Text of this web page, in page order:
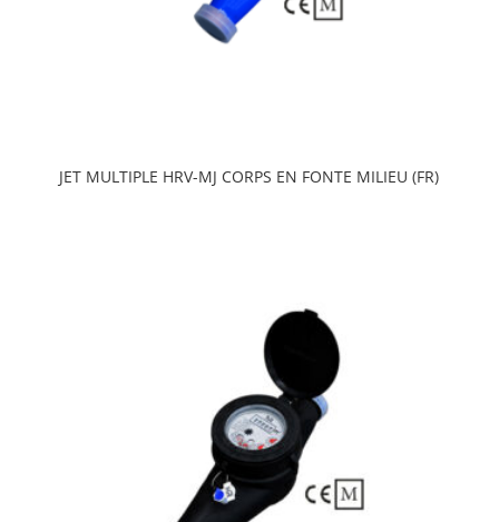
JET MULTIPLE HRV-MJ CORPS EN FONTE MILIEU (FR)